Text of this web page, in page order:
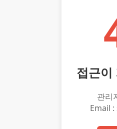
접근이
관리
Email